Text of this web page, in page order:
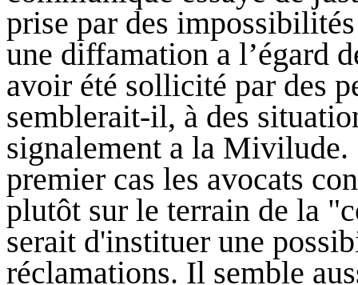
prise par des
une diffamation a l’égard
avoir été sollicité par des
semblerait-il, à des
signalement a la Mivilude.
premier cas les avocats
plutôt sur le terrain de la
serait d'instituer une
réclamations. Il semble